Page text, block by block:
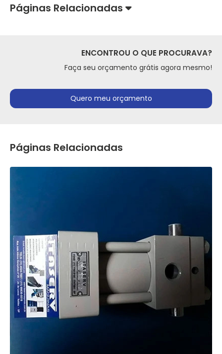
Páginas Relacionadas
ENCONTROU O QUE PROCURAVA?
Faça seu orçamento grátis agora mesmo!
Quero meu orçamento
Páginas Relacionadas